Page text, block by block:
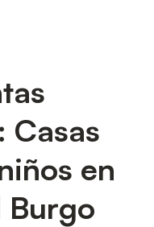
Casas
en
Burgo